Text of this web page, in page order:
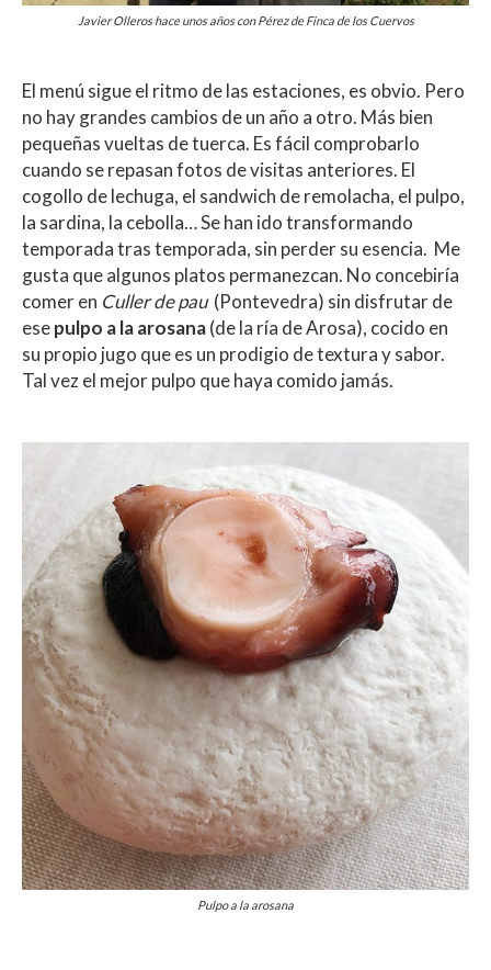
Javier Olleros hace unos años con Pérez de Finca de los Cuervos
El menú sigue el ritmo de las estaciones, es obvio. Pero
no hay grandes cambios de un año a otro. Más bien
pequeñas vueltas de tuerca. Es fácil comprobarlo
cuando se repasan fotos de visitas anteriores. El
cogollo de lechuga, el sandwich de remolacha, el pulpo,
la sardina, la cebolla… Se han ido transformando
temporada tras temporada, sin perder su esencia. Me
gusta que algunos platos permanezcan. No concebiría
comer en Culler de pau(Pontevedra) sin disfrutar de
esepulpo a la arosana(de la ría de Arosa), cocido en
su propio jugo que es un prodigio de textura y sabor.
Tal vez el mejor pulpo que haya comido jamás.
Pulpo a la arosana